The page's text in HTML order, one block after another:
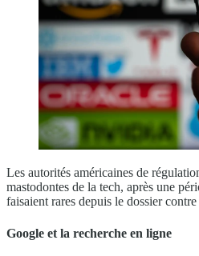
Les autorités américaines de
mastodontes de la tech, après une
faisaient rares depuis le dossier
Google et la recherche en ligne